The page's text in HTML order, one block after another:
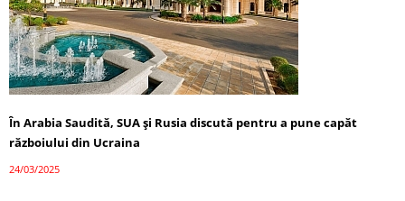
În Arabia Saudită, SUA și Rusia discută pentru a pune capăt
războiului din Ucraina
24/03/2025